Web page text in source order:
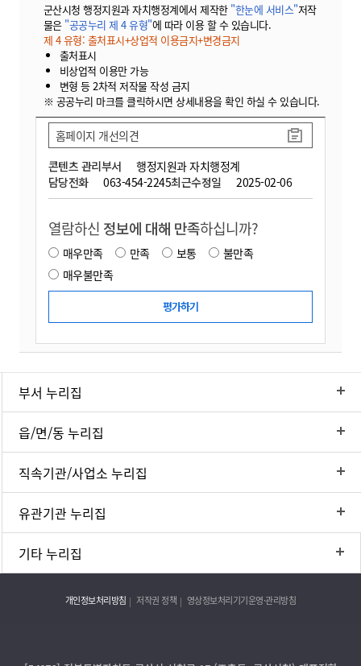
군산시청 행정지원과 자치행정계에서 제작한 "한눈에 서비스"저작
물은 "공공누리 제 4 유형"에 따라 이용 할 수 있습니다.
제 4 유형: 출처표시+상업적 이용금지+변경금지
출처표시
비상업적 이용만 가능
변형 등 2차적 저작물 작성 금지
※ 공공누리 마크를 클릭하시면 상세내용을 확인 하실 수 있습니다.
콘텐츠 관리부서
행정지원과 자치행정계
담당전화
063-454-2245최근수정일 2025-02-06
홈페이지 개선의견
열람하신 정보에 대해 만족하십니까?
매우만족 만족 보통
불만족
매우불만족
부서 누리집
읍/면/동 누리집
직속기관/사업소 누리집
유관기관 누리집
기타 누리집
개인정보처리방침 저작권 정책 영상정보처리기기운영·관리방침